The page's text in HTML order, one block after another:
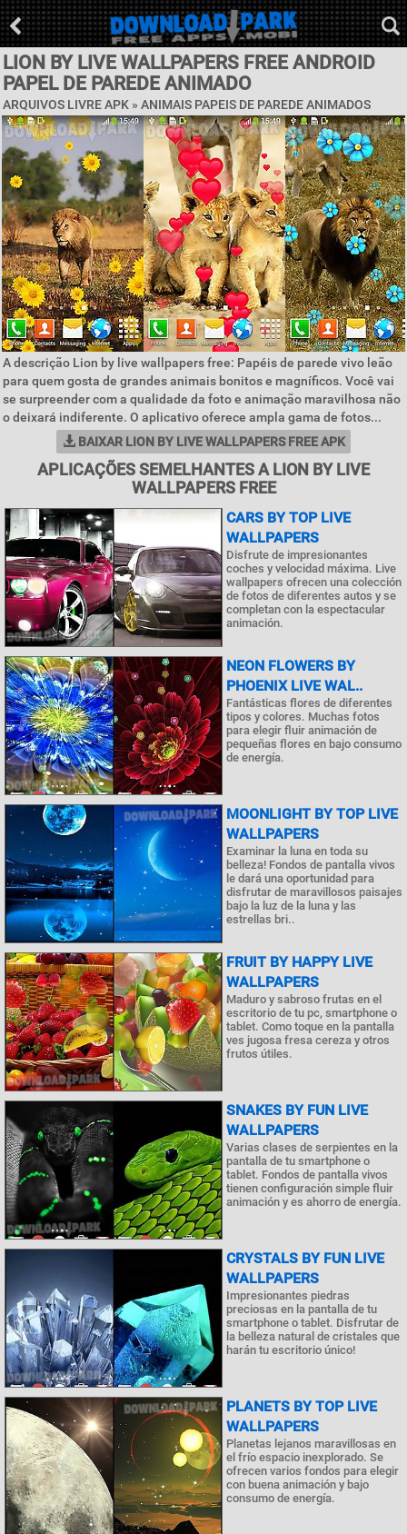
LION BY LIVE WALLPAPERS FREE ANDROID
PAPEL DE PAREDE ANIMADO
ARQUIVOS LIVRE APK » ANIMAIS PAPEIS DE PAREDE ANIMADOS
A descrição Lion by live wallpapers free: Papéis de parede vivo leão
para quem gosta de grandes animais bonitos e magníficos. Você vai
se surpreender com a qualidade da foto e animação maravilhosa não
o deixará indiferente. O aplicativo oferece ampla gama de fotos...
BAIXAR LION BY LIVE WALLPAPERS FREE APK
APLICAÇÕES SEMELHANTES A LION BY LIVE
WALLPAPERS FREE
CARS BY TOP LIVE
WALLPAPERS
Disfrute de impresionantes
coches y velocidad máxima. Live
wallpapers ofrecen una colección
de fotos de diferentes autos y se
completan con la espectacular
animación.
NEON FLOWERS BY
PHOENIX LIVE WAL..
Fantásticas flores de diferentes
tipos y colores. Muchas fotos
para elegir fluir animación de
pequeñas flores en bajo consumo
de energía.
MOONLIGHT BY TOP LIVE
WALLPAPERS
Examinar la luna en toda su
belleza! Fondos de pantalla vivos
le dará una oportunidad para
disfrutar de maravillosos paisajes
bajo la luz de la luna y las
estrellas bri..
FRUIT BY HAPPY LIVE
WALLPAPERS
Maduro y sabroso frutas en el
escritorio de tu pc, smartphone o
tablet. Como toque en la pantalla
ves jugosa fresa cereza y otros
frutos útiles.
SNAKES BY FUN LIVE
WALLPAPERS
Varias clases de serpientes en la
pantalla de tu smartphone o
tablet. Fondos de pantalla vivos
tienen configuración simple fluir
animación y es ahorro de energía.
CRYSTALS BY FUN LIVE
WALLPAPERS
Impresionantes piedras
preciosas en la pantalla de tu
smartphone o tablet. Disfrutar de
la belleza natural de cristales que
harán tu escritorio único!
PLANETS BY TOP LIVE
WALLPAPERS
Planetas lejanos maravillosas en
el frío espacio inexplorado. Se
ofrecen varios fondos para elegir
con buena animación y bajo
consumo de energía.